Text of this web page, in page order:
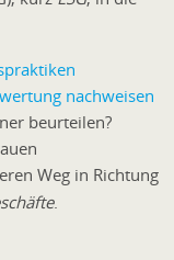
nachweisen
beurteilen?
Weg in Richtung
.